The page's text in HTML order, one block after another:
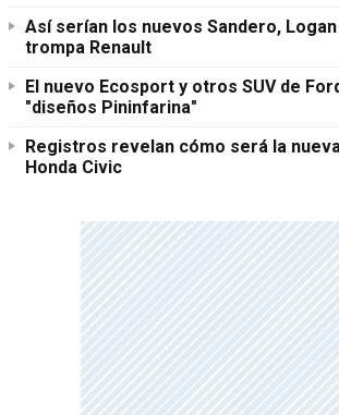
Así serían los nuevos Sandero,
trompa Renault
El nuevo Ecosport y otros SUV de
"diseños Pininfarina"
Registros revelan cómo será la
Honda Civic